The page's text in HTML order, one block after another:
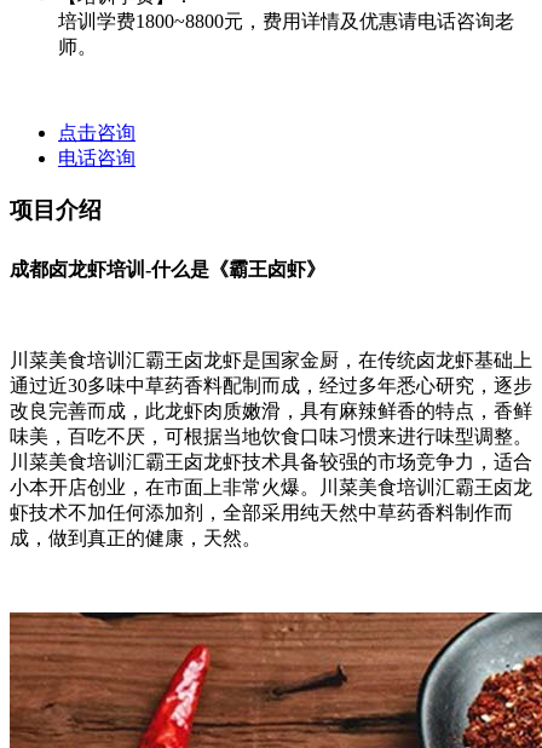
培训学费1800~8800元，费用详情及优惠请电话咨询老
师。
点击咨询
电话咨询
项目介绍
成都卤龙虾培训-什么是《霸王卤虾》
川菜美食培训汇霸王卤龙虾是国家金厨，在传统卤龙虾基础上
通过近30多味中草药香料配制而成，经过多年悉心研究，逐步
改良完善而成，此龙虾肉质嫩滑，具有麻辣鲜香的特点，香鲜
味美，百吃不厌，可根据当地饮食口味习惯来进行味型调整。
川菜美食培训汇霸王卤龙虾技术具备较强的市场竞争力，适合
小本开店创业，在市面上非常火爆。川菜美食培训汇霸王卤龙
虾技术不加任何添加剂，全部采用纯天然中草药香料制作而
成，做到真正的健康，天然。